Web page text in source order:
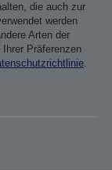
die auch zur
werden
Arten der
Präferenzen
.